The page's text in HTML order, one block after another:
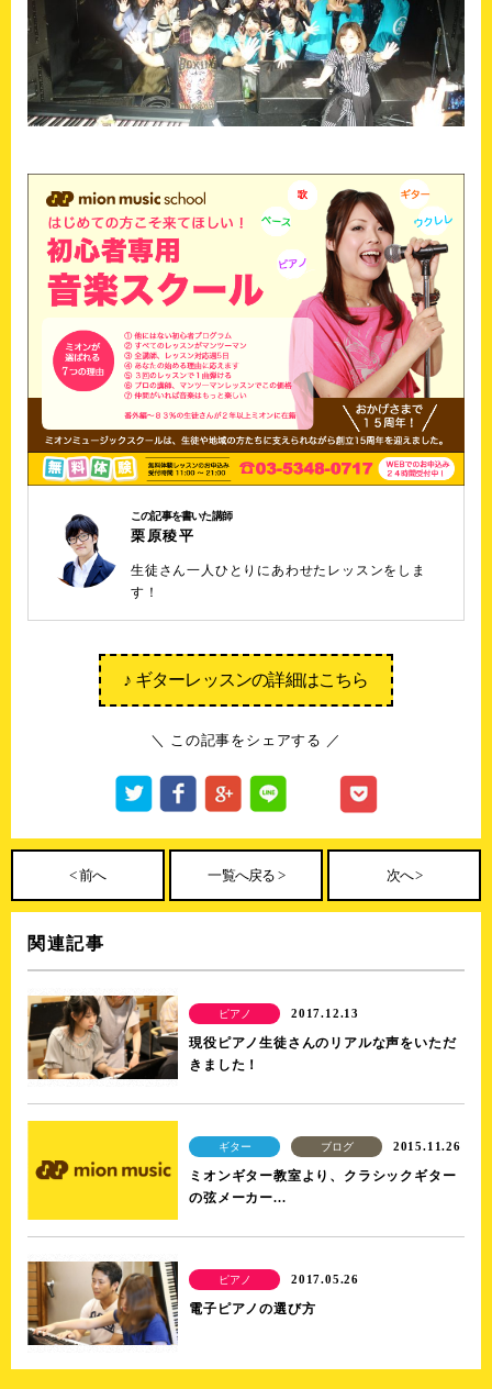
この記事を書いた講師
栗原稜平
生徒さん一人ひとりにあわせたレッスンをしま
す！
♪ ギターレッスンの詳細はこちら
＼ この記事をシェアする ／
< 前へ 一覧へ戻る > 次へ >
関連記事
ピアノ 2017.12.13
現役ピアノ生徒さんのリアルな声をいただ
きました！
ギター ブログ 2015.11.26
ミオンギター教室より、クラシックギター
の弦メーカー...
ピアノ 2017.05.26
電子ピアノの選び方